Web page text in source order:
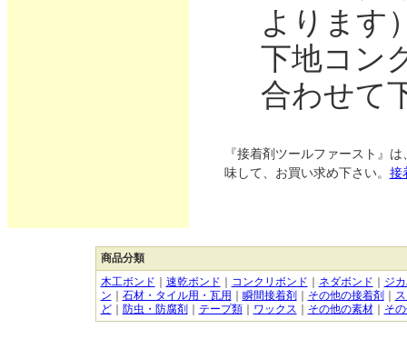
よります
下地コン
合わせて
『接着剤ツールファースト』
味して、お買い求め下さい。 接
商品分類
木工ボンド
速乾ボンド コンクリボンド ネダボンド
ジ
ン
石材・タイル用・瓦用 瞬間接着剤 その他の接着剤
ど｜ 防虫・防腐剤 テープ類｜ ワックス その他の素材｜ そ